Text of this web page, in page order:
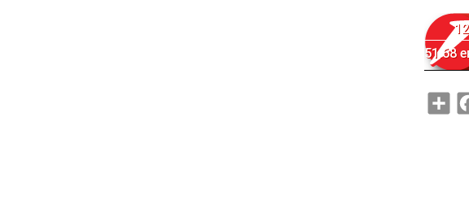
51.68